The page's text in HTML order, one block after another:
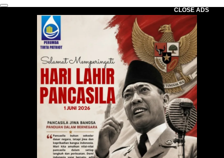
CLOSE ADS